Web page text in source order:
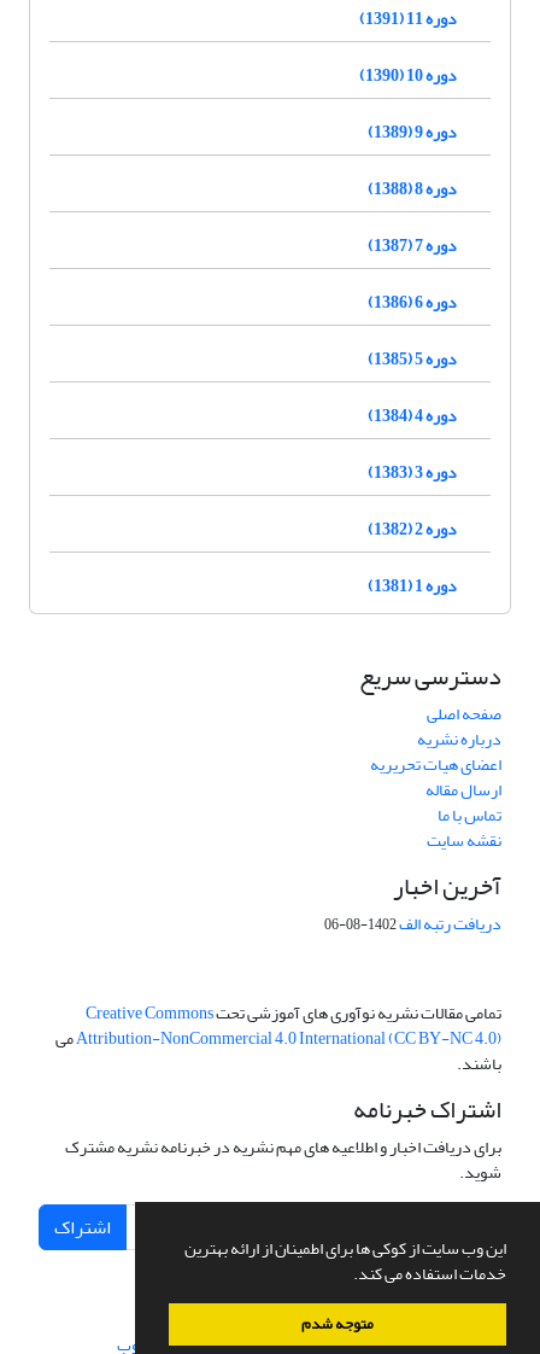
این وب سایت از کوکی ها برای اطمینان از ارائه بهترین
خدمات استفاده می کند.
متوجه شدم
دوره 11 (1391)
دوره 10 (1390)
دوره 9 (1389)
دوره 8 (1388)
دوره 7 (1387)
دوره 6 (1386)
دوره 5 (1385)
دوره 4 (1384)
دوره 3 (1383)
دوره 2 (1382)
دوره 1 (1381)
دسترسی سریع
صفحه اصلی
درباره نشریه
اعضای هیات تحریریه
ارسال مقاله
تماس با ما
نقشه سایت
آخرین اخبار
دریافت رتبه الف1402-08-06
تمامی مقالات نشریه نوآوری های آموزشی تحتCreative Commons
Attribution-NonCommercial 4.0 International (CC BY-NC 4.0)می
باشند.
اشتراک خبرنامه
برای دریافت اخبار و اطلاعیه های مهم نشریه در خبرنامه نشریه مشترک
شوید.
اشتراک
سامانه مدیریت نشریات علمی.طراحی و پیاده سازی از سیناوب